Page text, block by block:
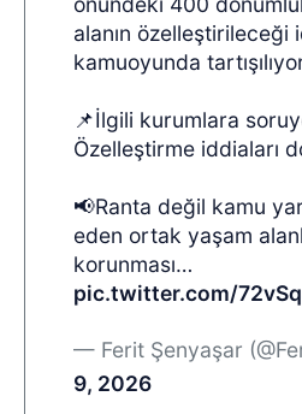
alanın özelleştirileceği
kamuoyunda
📌İlgili kurumlara
Özelleştirme iddiaları
📢Ranta değil kamu
eden ortak yaşam
korunması…
pic.twitter.com/
— Ferit Şenyaşar
9, 2026